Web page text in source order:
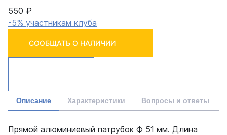
550 ₽
-5% участникам клуба
СООБЩАТЬ О НАЛИЧИИ
Описание Характеристики Вопросы и ответы
Прямой алюминиевый патрубок Ф 51 мм. Длина